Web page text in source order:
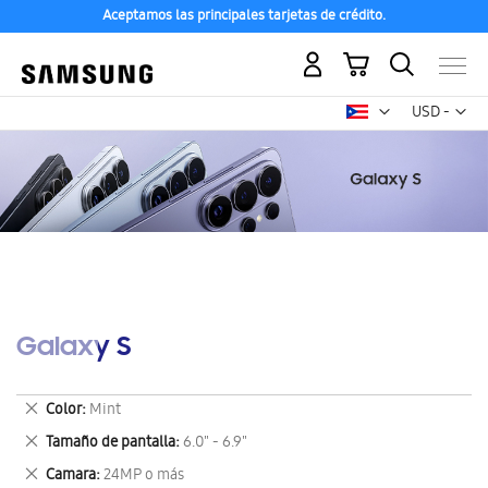
Aceptamos las principales tarjetas de crédito.
USD -
dólar
Mi carrito
Galaxy S
Color Mint
Eliminar
este
artículo
Tamaño de pantalla 6.0" - 6.9"
Eliminar
este
Camara 24MP o más
Eliminar